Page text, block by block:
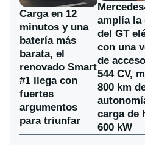
Carga en 12
minutos y una
batería más
barata, el
renovado Smart
#1 llega con
fuertes
argumentos
para triunfar
amplía la
del GT
con una
de
544 CV,
800 km
carga de
600 kW